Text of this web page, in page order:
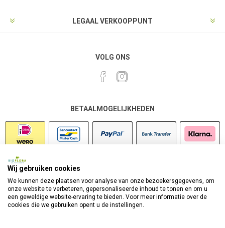
LEGAAL VERKOOPPUNT
VOLG ONS
BETAALMOGELIJKHEDEN
Wij gebruiken cookies
We kunnen deze plaatsen voor analyse van onze bezoekersgegevens, om
onze website te verbeteren, gepersonaliseerde inhoud te tonen en om u
een geweldige website-ervaring te bieden. Voor meer informatie over de
cookies die we gebruiken opent u de instellingen.